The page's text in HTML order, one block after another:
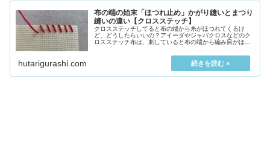
布の端の始末「ほつれ止め」かがり縫いとまつり
縫いの違い【クロスステッチ】
クロスステッチしてると布の端から糸がほつれてくるけ
ど、どうしたらいいの？アイーダやジャバクロスなどのク
ロスステッチ布は、刺していると布の端から編み目がほつ
hutarigurashi.com